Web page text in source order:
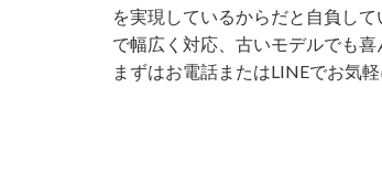
を実現しているからだと自負し
で幅広く対応、古いモデルでも喜
まずはお電話またはLINEでお気